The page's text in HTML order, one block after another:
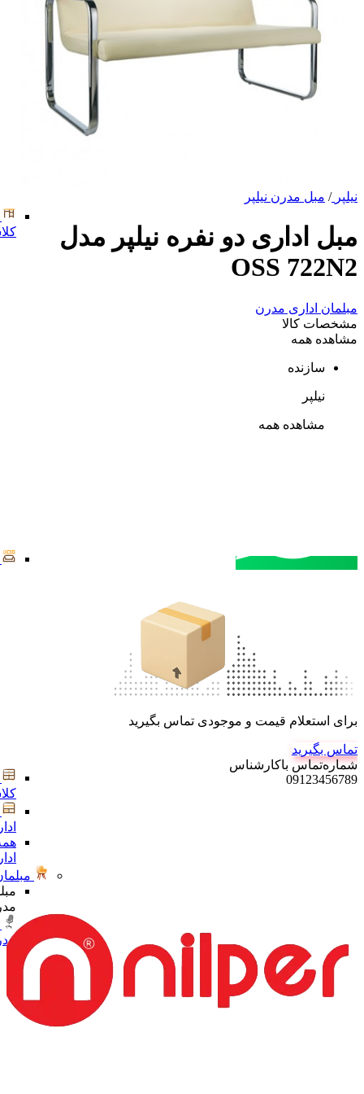
نیلپر / مبل مدرن نیلپر
مبل اداری دو نفره نیلپر مدل
OSS 722N2
مبلمان اداری مدرن
مشخصات کالا
مشاهده همه
سازنده
نیلپر
مشاهده همه
برای استعلام قیمت و موجودی تماس بگیرید
تماس بگیرید
شماره‌تماس‌ با‌کارشناس
09123456789